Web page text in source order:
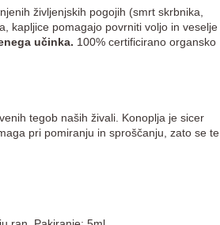
življenjskih pogojih (smrt skrbnika,
kapljice pomagajo povrniti voljo in veselje
učinka. 100% certificirano organsko
tegob naših živali. Konoplja je sicer
pri pomiranju in sproščanju, zato se te